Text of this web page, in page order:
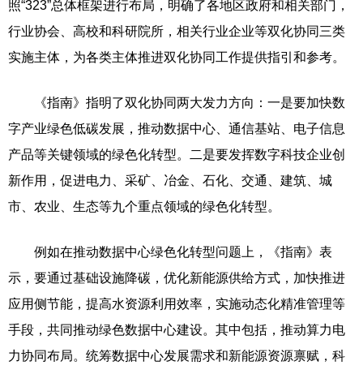
照“323”总体框架进行布局，明确了各地区政府和相关部门，
行业协会、高校和科研院所，相关行业企业等双化协同三类
实施主体，为各类主体推进双化协同工作提供指引和参考。
《指南》指明了双化协同两大发力方向：一是要加快数
字产业绿色低碳发展，推动数据中心、通信基站、电子信息
产品等关键领域的绿色化转型。二是要发挥数字科技企业创
新作用，促进电力、采矿、冶金、石化、交通、建筑、城
市、农业、生态等九个重点领域的绿色化转型。
例如在推动数据中心绿色化转型问题上，《指南》表
示，要通过基础设施降碳，优化新能源供给方式，加快推进
应用侧节能，提高水资源利用效率，实施动态化精准管理等
手段，共同推动绿色数据中心建设。其中包括，推动算力电
力协同布局。统筹数据中心发展需求和新能源资源禀赋，科